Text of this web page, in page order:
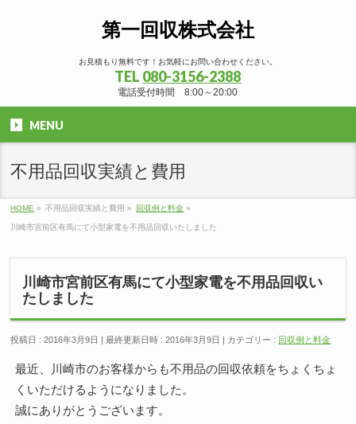
第一回収株式会社
お見積もり無料です！お気軽にお問い合わせください。
TEL 080-3156-2388
電話受付時間 8:00～20:00
MENU
不用品回収実績と費用
HOME » 不用品回収実績と費用 » 回収例と料金 »
川崎市宮前区有馬にて小型家電を不用品回収いたしました
川崎市宮前区有馬にて小型家電を不用品回収い
たしました
投稿日 : 2016年3月9日 最終更新日時 : 2016年3月9日 カテゴリー : 回収例と料金
最近、川崎市のお客様からも不用品の回収依頼をちょくちょ
くいただけるようになりました。
誠にありがとうございます。